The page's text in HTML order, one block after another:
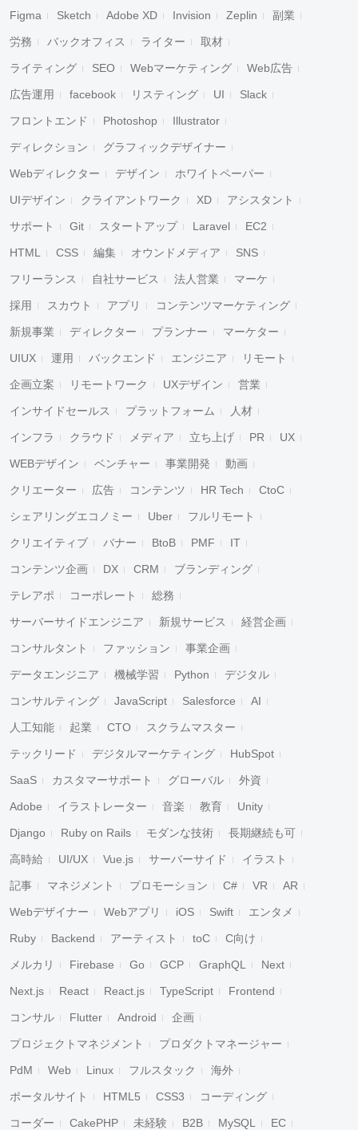
Figma Sketch Adobe XD Invision Zeplin 副業
労務 バックオフィス ライター 取材
ライティング SEO Webマーケティング Web広告
広告運用 facebook リスティング UI Slack
フロントエンド Photoshop Illustrator
ディレクション グラフィックデザイナー
Webディレクター デザイン ホワイトペーパー
UIデザイン クライアントワーク XD アシスタント
サポート Git スタートアップ Laravel EC2
HTML CSS 編集 オウンドメディア SNS
フリーランス 自社サービス 法人営業 マーケ
採用 スカウト アプリ コンテンツマーケティング
新規事業 ディレクター プランナー マーケター
UIUX 運用 バックエンド エンジニア リモート
企画立案 リモートワーク UXデザイン 営業
インサイドセールス プラットフォーム 人材
インフラ クラウド メディア 立ち上げ PR UX
WEBデザイン ベンチャー 事業開発 動画
クリエーター 広告 コンテンツ HR Tech CtoC
シェアリングエコノミー Uber フルリモート
クリエイティブ バナー BtoB PMF IT
コンテンツ企画 DX CRM ブランディング
テレアポ コーポレート 総務
サーバーサイドエンジニア 新規サービス 経営企画
コンサルタント ファッション 事業企画
データエンジニア 機械学習 Python デジタル
コンサルティング JavaScript Salesforce AI
人工知能 起業 CTO スクラムマスター
テックリード デジタルマーケティング HubSpot
SaaS カスタマーサポート グローバル 外資
Adobe イラストレーター 音楽 教育 Unity
Django Ruby on Rails モダンな技術 長期継続も可
高時給 UI/UX Vue.js サーバーサイド イラスト
記事 マネジメント プロモーション C# VR AR
Webデザイナー Webアプリ iOS Swift エンタメ
Ruby Backend アーティスト toC C向け
メルカリ Firebase Go GCP GraphQL Next
Next.js React React.js TypeScript Frontend
コンサル Flutter Android 企画
プロジェクトマネジメント プロダクトマネージャー
PdM Web Linux フルスタック 海外
ポータルサイト HTML5 CSS3 コーディング
コーダー CakePHP 未経験 B2B MySQL EC